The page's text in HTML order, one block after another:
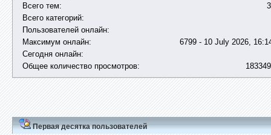
Всего тем:
Всего категорий:
Пользователей онлайн:
Максимум онлайн:
6799 - 10 July 2026,
Сегодня онлайн:
Общее количество просмотров:
Первая десятка пользователей